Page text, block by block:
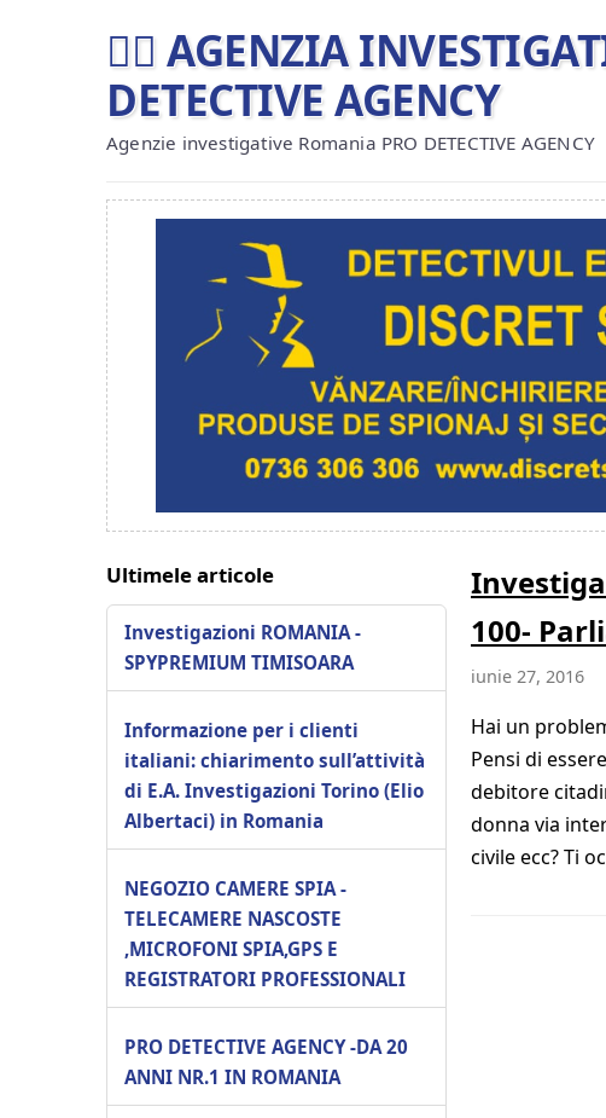
🕵️‍♂ AGENZIA
DETECTIVE AGENCY
Agenzie investigative Romania PRO DETECTIVE AGENCY
Ultimele articole
Investigazioni ROMANIA -
SPYPREMIUM TIMISOARA
Informazione per i clienti
italiani: chiarimento sull’attività
di E.A. Investigazioni Torino (Elio
Albertaci) in Romania
NEGOZIO CAMERE SPIA -
TELECAMERE NASCOSTE
,MICROFONI SPIA,GPS E
REGISTRATORI PROFESSIONALI
PRO DETECTIVE AGENCY -DA 20
ANNI NR.1 IN ROMANIA
100-
iunie 27, 2016
Hai un
Pensi di
debitore
donna via
civile ecc? Ti